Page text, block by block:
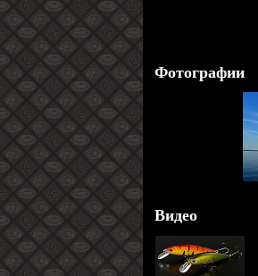
Фотографии
Видео